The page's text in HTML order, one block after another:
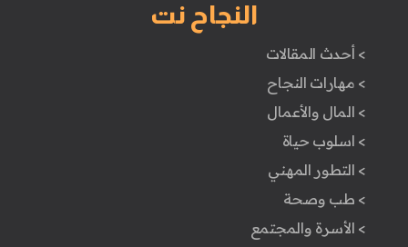
النجاح نت
> أحدث المقالات
> مهارات النجاح
> المال والأعمال
> اسلوب حياة
> التطور المهني
> طب وصحة
> الأسرة والمجتمع